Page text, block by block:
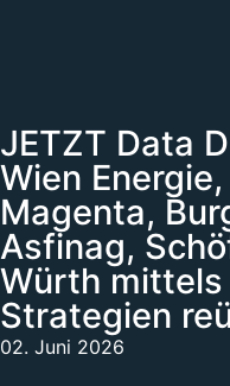
JETZT Data
Wien Energie,
Magenta,
Asfinag,
Würth
Strategien
02. Juni 2026